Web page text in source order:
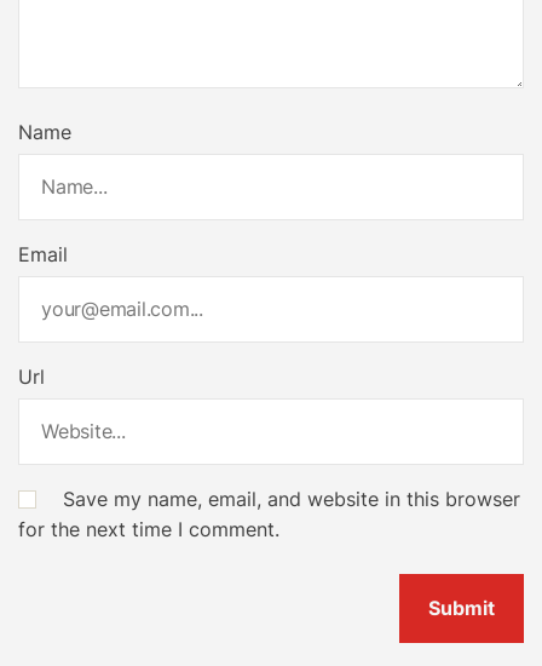
Name
Email
Url
Save my name, email, and website in this browser
for the next time I comment.